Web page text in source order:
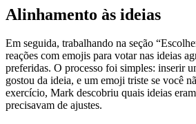
Alinhamento às ideias
Em seguida, trabalhando na seção
reações com emojis para votar nas ideias
preferidas. O processo foi simples: inserir
gostou da ideia, e um emoji triste se você
exercício, Mark descobriu quais ideias
precisavam de ajustes.